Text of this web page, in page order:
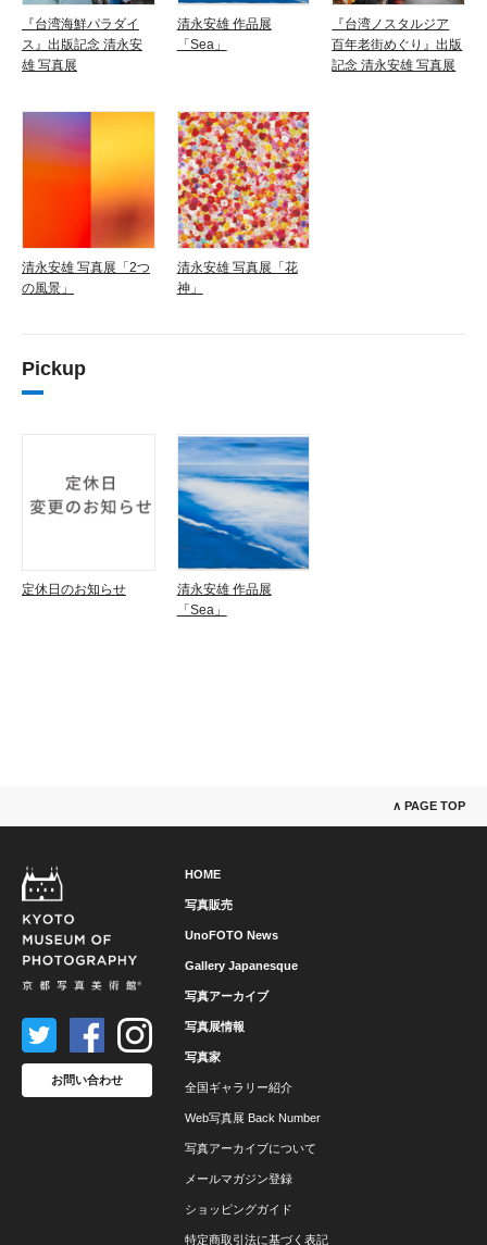
『台湾海鮮パラダイ
ス』出版記念 清永安
雄 写真展
清永安雄 作品展
「Sea」
『台湾ノスタルジア
百年老街めぐり』出版
記念 清永安雄 写真展
清永安雄 写真展「2つ
の風景」
清永安雄 写真展「花
神」
Pickup
定休日のお知らせ
清永安雄 作品展
「Sea」
∧ PAGE TOP
HOME
写真販売
UnoFOTO News
Gallery Japanesque
写真アーカイブ
写真展情報
写真家
全国ギャラリー紹介
Web写真展 Back Number
写真アーカイブについて
メールマガジン登録
ショッピングガイド
特定商取引法に基づく表記
お問い合わせ